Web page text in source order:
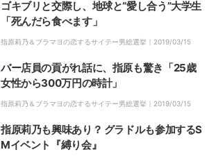
ゴキブリと交際し、地球と“愛し合う”大学生
「死んだら食べます」
指原莉乃＆ブラマヨの恋するサイテー男総選挙｜ 2019/03/15
バー店員の貢がれ話に、指原も驚き「25歳
女性から300万円の時計」
指原莉乃＆ブラマヨの恋するサイテー男総選挙｜ 2019/03/15
指原莉乃も興味あり？ グラドルも参加するS
Mイベント『縛り会』